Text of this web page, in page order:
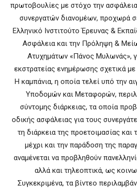
πρωτοβουλίες με στόχο την
συνεργατών διανομέων, προχωρά
Ελληνικό Ινστιτούτο Έρευνας &
Ασφάλεια και την Πρόληψη &
Ατυχημάτων «Πάνος Μυλωνάς»,
εκστρατείας ενημέρωσης σχετικά
Η καμπάνια, η οποία τελεί υπό την
Υποδομών και Μεταφορών,
σύντομης διάρκειας, τα οποία
οδικής ασφάλειας για τους
τη διάρκεια της προετοιμασίας και
μέχρι και την παράδοση της
αναμένεται να προβληθούν
αλλά και τηλεοπτικά, ως
Συγκεκριμένα, τα βίντεο